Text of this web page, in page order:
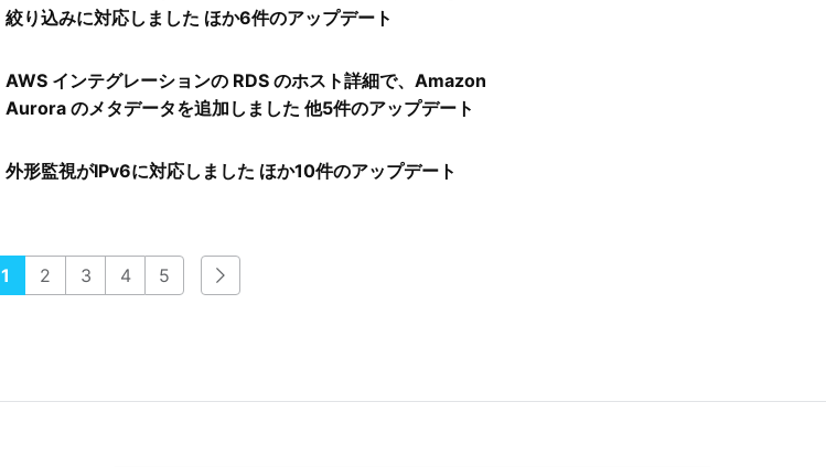
絞り込みに対応しました ほか6件のアップデート
AWS インテグレーションの RDS のホスト詳細で、Amazon
Aurora のメタデータを追加しました 他5件のアップデート
外形監視がIPv6に対応しました ほか10件のアップデート
1 2 3 4 5